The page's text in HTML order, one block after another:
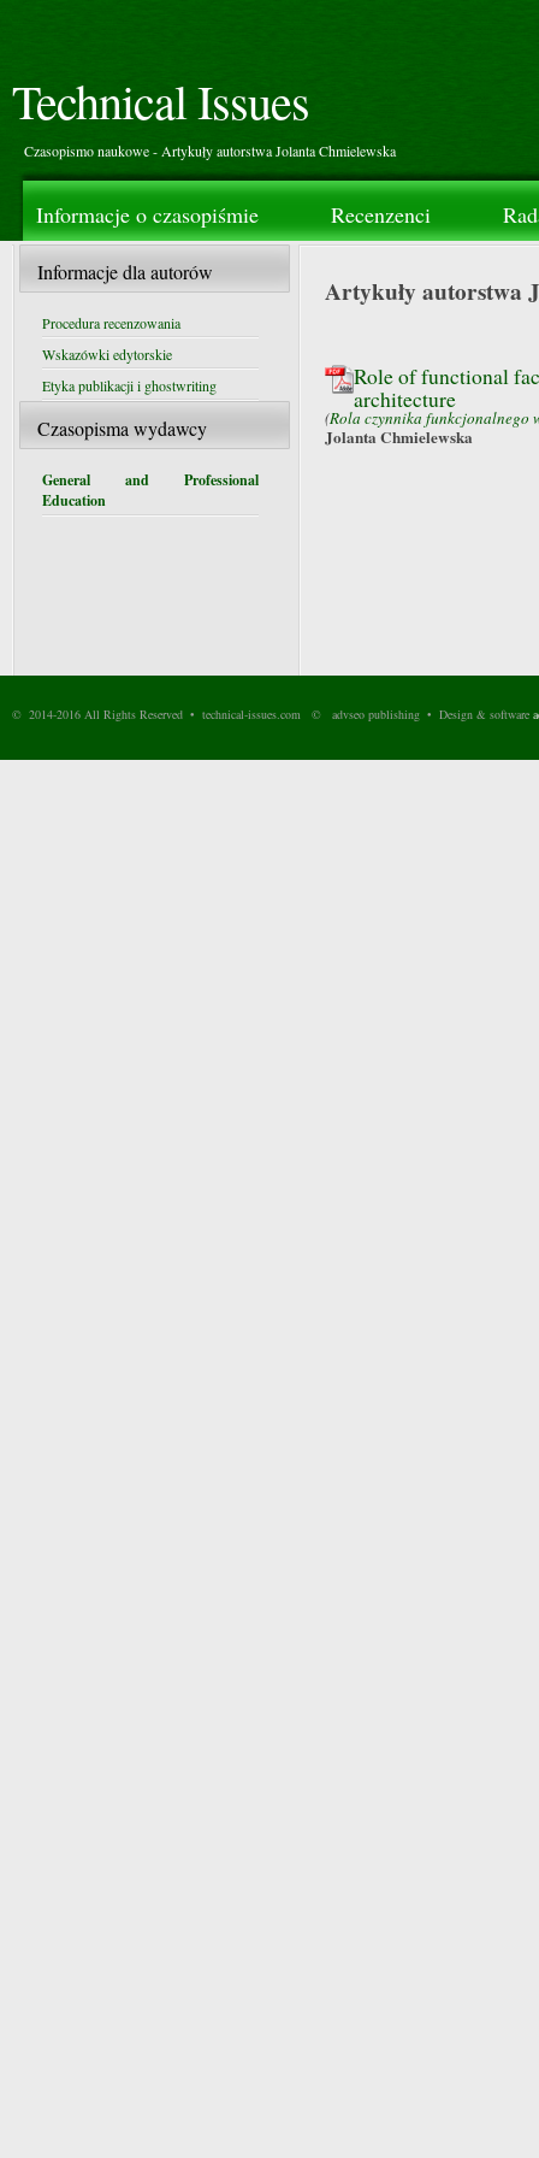
Technical Issues
Czasopismo naukowe - Artykuły autorstwa Jolanta Chmielewska
Informacje o czasopiśmie Recenzenci
Informacje dla autorów
Procedura recenzowania
Wskazówki edytorskie
Etyka publikacji i ghostwriting
Czasopisma wydawcy
General and Professional
Education
Artykuły autorstwa
Role of functional
architecture
(Rola czynnika funkcjonalnego
Jolanta Chmielewska
© 2014-2016 All Rights Reserved • technical-issues.com © advseo publishing • Design & software